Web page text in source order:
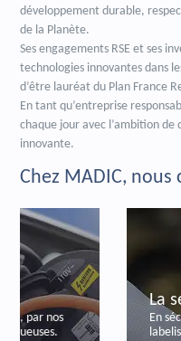
développement durable,
de la Planète.
Ses engagements RSE et ses
technologies innovantes dans
d’être lauréat du Plan France
En tant qu’entreprise
chaque jour avec l’ambition
innovante.
Chez MADIC,
La sécurisation
En sécurisant les
labelisée et certifiée de